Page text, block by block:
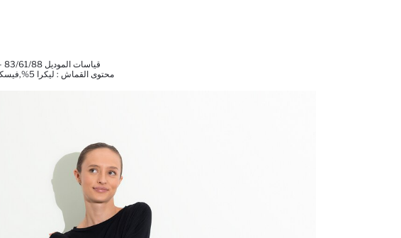
قياسات الموديل S Beden - 1,77cm - 83/61/88
محتوى القماش : ليكرا 5%,فيسكوز 48%,مودال 47%